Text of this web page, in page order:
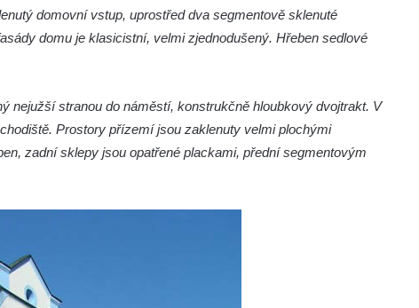
domovní vstup, uprostřed dva segmentově sklenuté
domu je klasicistní, velmi zjednodušený. Hřeben sedlové
nejužší stranou do náměstí, konstrukčně hloubkový dvojtrakt. V
Prostory přízemí jsou zaklenuty velmi plochými
zadní sklepy jsou opatřené plackami, přední segmentovým